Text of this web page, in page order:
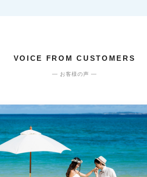
VOICE FROM CUSTOMERS
— お客様の声 —